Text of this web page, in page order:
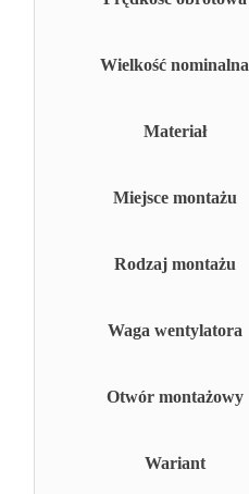
Wielkość nominalna
Materiał
Miejsce montażu
Rodzaj montażu
Waga wentylatora
Otwór montażowy
Wariant